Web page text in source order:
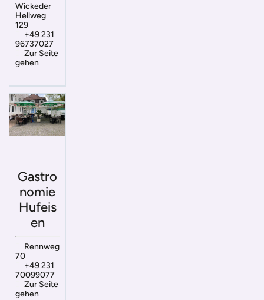
Wickeder
Hellweg
129
+49 231
96737027
Zur Seite
gehen
Gastro
nomie
Hufeis
en
Rennweg
70
+49 231
70099077
Zur Seite
gehen